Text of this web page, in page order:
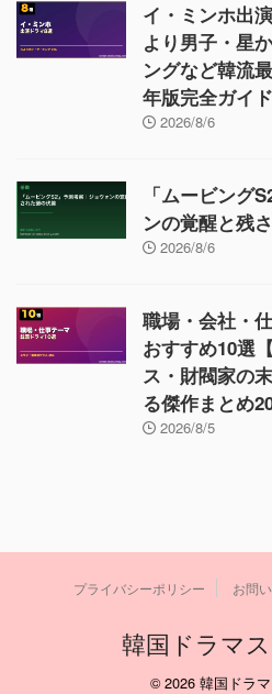
イ・ミンホ出
より男子・星
ングなど韓流
年版完全ガイド
2026/8/6
「ムービング
ンの覚醒と残
2026/8/6
職場・会社・
おすすめ10選
ス・財閥家の
る傑作まとめ
2026/8/5
プライバシーポリシー お問
韓国ドラマ
© 2026 韓国ドラ